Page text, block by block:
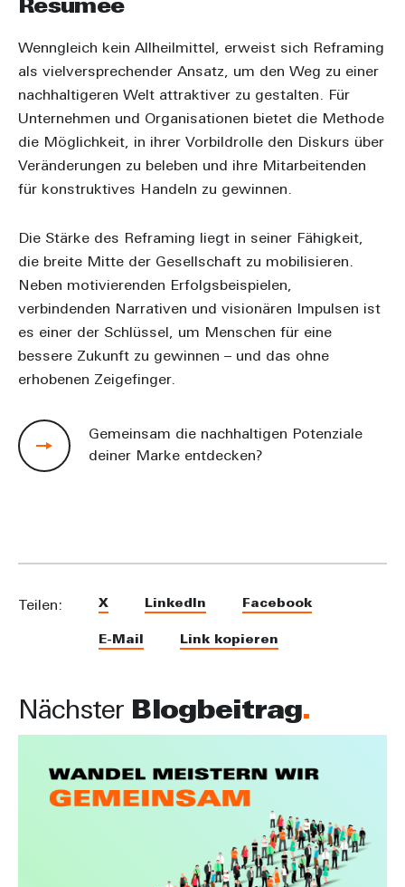
Resümee
Wenngleich kein Allheilmittel, erweist sich Reframing
als vielversprechender Ansatz, um den Weg zu einer
nachhaltigeren Welt attraktiver zu gestalten. Für
Unternehmen und Organisationen bietet die Methode
die Möglichkeit, in ihrer Vorbildrolle den Diskurs über
Veränderungen zu beleben und ihre Mitarbeitenden
für konstruktives Handeln zu gewinnen.
Die Stärke des Reframing liegt in seiner Fähigkeit,
die breite Mitte der Gesellschaft zu mobilisieren.
Neben motivierenden Erfolgsbeispielen,
verbindenden Narrativen und visionären Impulsen ist
es einer der Schlüssel, um Menschen für eine
bessere Zukunft zu gewinnen – und das ohne
erhobenen Zeigefinger.
Gemeinsam die nachhaltigen Potenziale
deiner Marke entdecken?
Teilen: X LinkedIn Facebook
E-Mail Link kopieren
Nächster Blogbeitrag